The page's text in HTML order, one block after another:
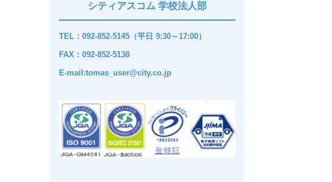
シティアスコム 学校法人部
TEL：092-852-5145（平日 9:30～17:00）
FAX：092-852-5138
E-mail:tomas_user@city.co.jp